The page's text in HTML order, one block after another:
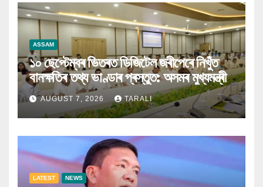
ASSAM
১০ ছেপ্টেম্বৰ ভিতৰত ডিজিটেল জৰীপেৰে নিখুঁত
বানক্ষতিৰ তথ্য ভাণ্ডাৰ প্ৰস্তুত: অসমৰ মুখ্যমন্ত্ৰী
AUGUST 7, 2026 TARALI
LATEST NEWS